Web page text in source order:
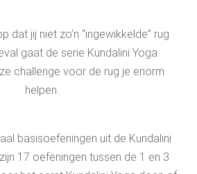
dat jij niet zo’n “ingewikkelde” rug
gaat de serie Kundalini Yoga
challenge voor de rug je enorm
helpen.
basisoefeningen uit de Kundalini
17 oefeningen tussen de 1 en 3